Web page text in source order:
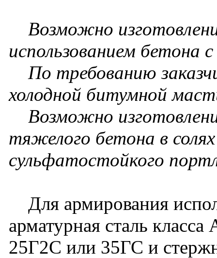
Возможно
использованием бетона
По требованию
холодной битумной
Возможно
тяжелого бетона в
сульфатостойкого
Для армирования
арматурная сталь
25Г2С или 35ГС и